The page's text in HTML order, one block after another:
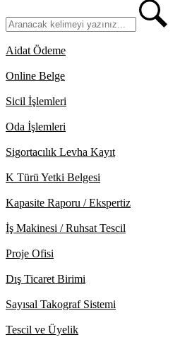
Aidat Ödeme
Online Belge
Sicil İşlemleri
Oda İşlemleri
Sigortacılık Levha Kayıt
K Türü Yetki Belgesi
Kapasite Raporu / Ekspertiz
İş Makinesi / Ruhsat Tescil
Proje Ofisi
Dış Ticaret Birimi
Sayısal Takograf Sistemi
Tescil ve Üyelik